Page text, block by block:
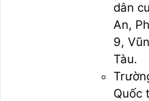
dân
An,
9,
Tàu.
Quốc